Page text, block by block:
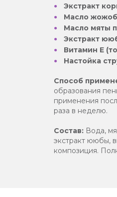
Экстракт
Масло
Масло мяты
Экстракт
Витамин Е
Настойка
Способ
образования
применения
раза в неделю.
Состав: Вода,
экстракт ююбы,
композиция.